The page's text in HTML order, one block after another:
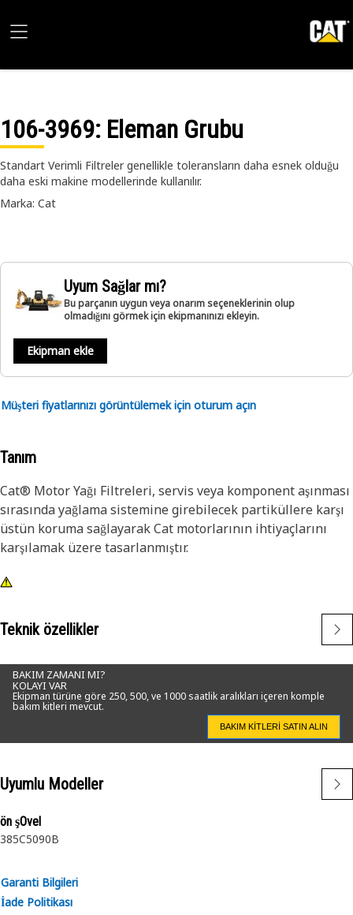
106-3969: Eleman Grubu
Standart Verimli Filtreler genellikle toleransların daha esnek olduğu
daha eski makine modellerinde kullanılır.
Marka: Cat
Uyum Sağlar mı?
Bu parçanın uygun veya onarım seçeneklerinin olup
olmadığını görmek için ekipmanınızı ekleyin.
Ekipman ekle
Müşteri fiyatlarınızı görüntülemek için oturum açın
Tanım
Cat® Motor Yağı Filtreleri, servis veya komponent aşınması
sırasında yağlama sistemine girebilecek partiküllere karşı
üstün koruma sağlayarak Cat motorlarının ihtiyaçlarını
karşılamak üzere tasarlanmıştır.
Teknik özellikler
BAKIM ZAMANI MI?
KOLAYI VAR
Ekipman türüne göre 250, 500, ve 1000 saatlik aralıkları içeren komple
bakım kitleri mevcut.
BAKIM KITLERI SATIN ALIN
Uyumlu Modeller
ön şOvel
385C5090B
Garanti Bilgileri
İade Politikası